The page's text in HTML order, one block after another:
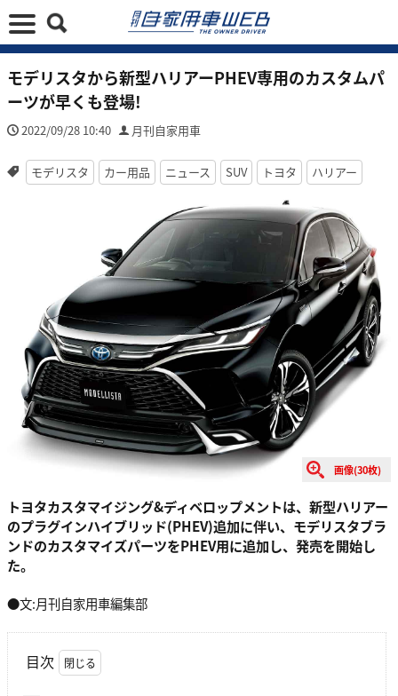
モデリスタから新型ハリアーPHEV専用のカスタムパ
ーツが早くも登場!
2022/09/28 10:40 月刊自家用車
モデリスタ カー用品 ニュース SUV トヨタ ハリアー
画像(30枚)
トヨタカスタマイジング&ディベロップメントは、新型ハリアー
のプラグインハイブリッド(PHEV)追加に伴い、モデリスタブラ
ンドのカスタマイズパーツをPHEV用に追加し、発売を開始し
た。
●文:月刊自家用車編集部
目次